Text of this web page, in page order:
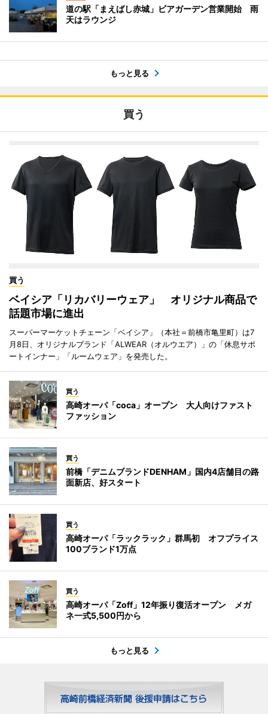
道の駅「まえばし赤城」ビアガーデン営業開始 雨
天はラウンジ
もっと見る
買う
買う
ベイシア「リカバリーウェア」 オリジナル商品で
話題市場に進出
スーパーマーケットチェーン「ベイシア」（本社＝前橋市亀里町）は7
月8日、オリジナルブランド「ALWEAR（オルウエア）」の「休息サポ
ートインナー」「ルームウェア」を発売した。
買う
高崎オーパ「coca」オープン 大人向けファスト
ファッション
買う
前橋「デニムブランドDENHAM」国内4店舗目の路
面新店、好スタート
買う
高崎オーパ「ラックラック」群馬初 オフプライス
100ブランド1万点
買う
高崎オーパ「Zoff」12年振り復活オープン メガ
ネ一式5,500円から
もっと見る